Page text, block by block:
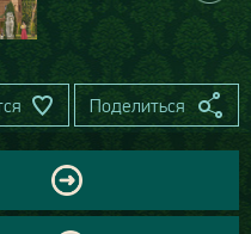
Поделиться